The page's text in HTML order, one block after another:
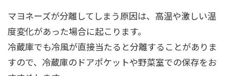
マヨネーズが分離してしまう原因は、高温や激しい温
度変化があった場合に起こります。
冷蔵庫でも冷風が直接当たると分離することがありま
すので、冷蔵庫のドアポケットや野菜室での保存をお